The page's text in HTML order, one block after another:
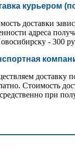
курьером
доставки
адреса
- 300
доставку
Стоимость
при